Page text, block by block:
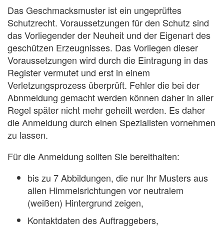
Das Geschmacksmuster ist ein ungeprüftes
Schutzrecht. Voraussetzungen für den Schutz sind
das Vorliegender der Neuheit und der Eigenart des
geschützen Erzeugnisses. Das Vorliegen dieser
Voraussetzungen wird durch die Eintragung in das
Register vermutet und erst in einem
Verletzungsprozess überprüft. Fehler die bei der
Abnmeldung gemacht werden können daher in aller
Regel später nicht mehr geheilt werden. Es daher
die Anmeldung durch einen Spezialisten vornehmen
zu lassen.
Für die Anmeldung sollten Sie bereithalten:
bis zu 7 Abbildungen, die nur Ihr Musters aus
allen Himmelsrichtungen vor neutralem
(weißen) Hintergrund zeigen,
Kontaktdaten des Auftraggebers,